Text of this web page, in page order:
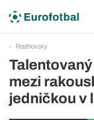
Rozhovory
mezi
jedničkou v